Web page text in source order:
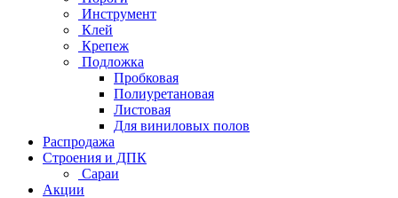
Инструмент
Клей
Крепеж
Подложка
Пробковая
Полиуретановая
Листовая
Для виниловых полов
Распродажа
Строения и ДПК
Сараи
Акции